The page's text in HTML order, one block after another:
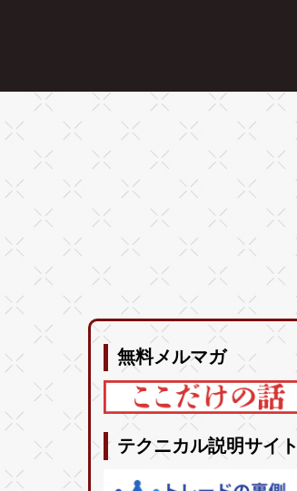
無料メルマガ
テクニカル説明サイト